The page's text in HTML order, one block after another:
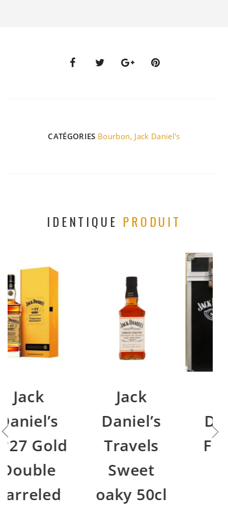
CATÉGORIES Bourbon, Jack Daniel's
IDENTIQUE PRODUIT
Jack
Daniel’s
Travels
Sweet
oaky 50cl
Jack
Daniel’s
Fly Case
€59,00